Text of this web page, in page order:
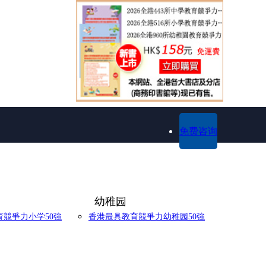
競爭力小学50強
幼稚园
香港最具教育競爭力幼稚园50強
免费咨询